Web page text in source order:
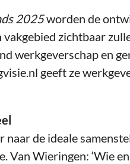
2025worden de
zichtbaar
werkgeverschap en
geeft ze
de ideale
Van Wieringen: ‘Wie